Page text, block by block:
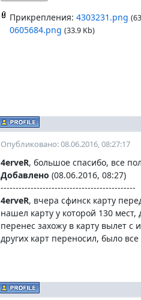
Прикрепления: 4303231.png
0605684.png (33.9 Kb)
Опубликовано: 08.06.2016, 08:27:17
4erveR, большое спасибо, все
Добавлено (08.06.2016, 08:27)
---------------------------------------------
4erveR, вчера сфинск карту
нашел карту у которой 130
перенес захожу в карту вылет с
других карт переносил, было